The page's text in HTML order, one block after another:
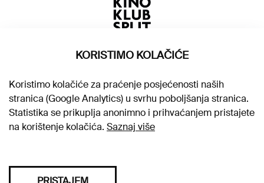
KORISTIMO KOLAČIĆE
Koristimo kolačiće za praćenje posjećenosti naših
stranica (Google Analytics) u svrhu poboljšanja stranica.
Statistika se prikuplja anonimno i prihvaćanjem pristajete
na korištenje kolačića. Saznaj više